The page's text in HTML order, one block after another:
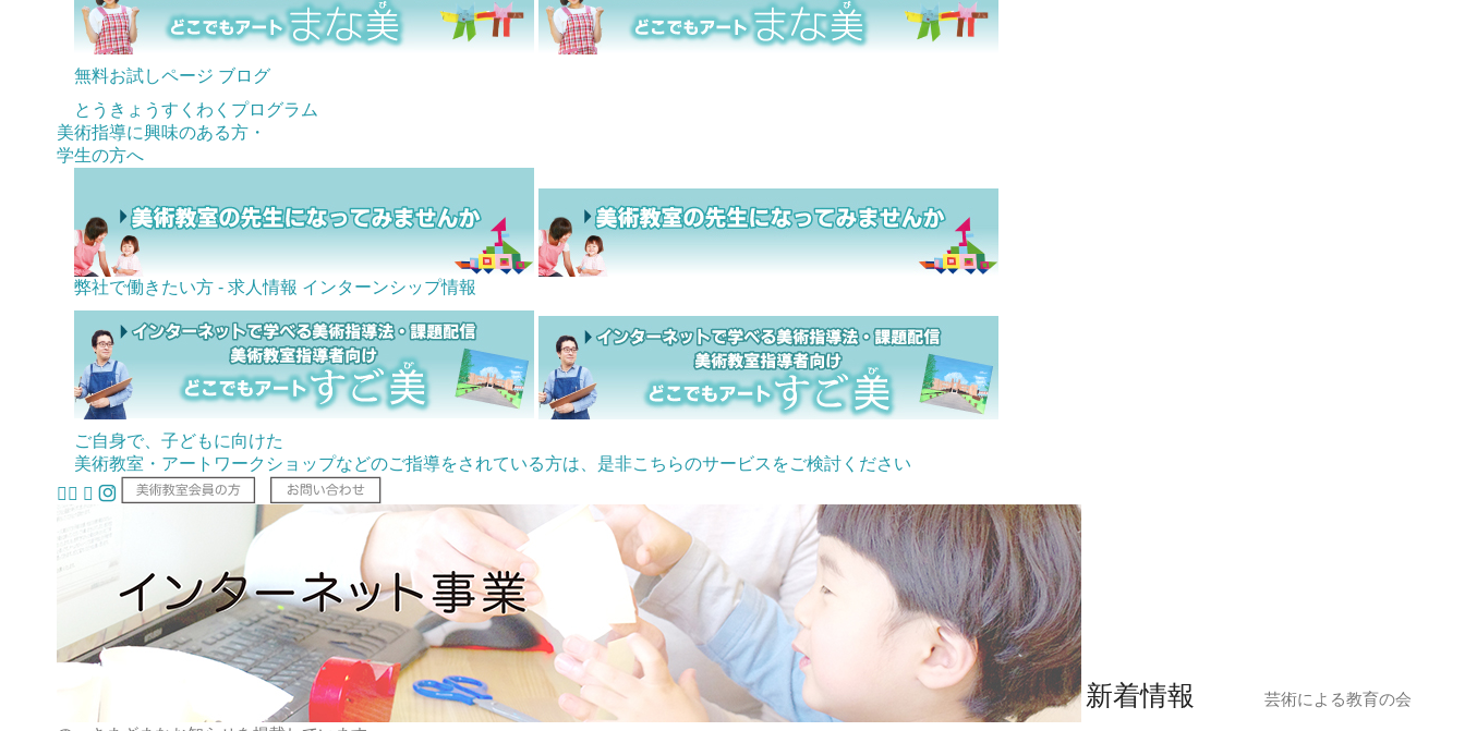
無料お試しページ ブログ
とうきょうすくわくプログラム
美術指導に興味のある方・
学生の方へ
弊社で働きたい方 - 求人情報 インターンシップ情報
ご自身で、子どもに向けた
美術教室・アートワークショップなどのご指導をされている方は、是非こちらのサービスをご検討ください
新着情報
芸術による教育の会